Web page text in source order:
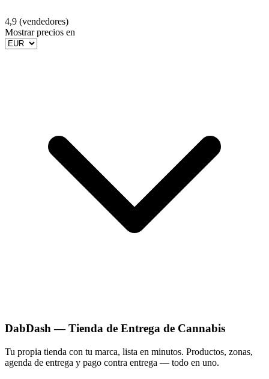
4,9 (vendedores)
Mostrar precios en
DabDash — Tienda de Entrega de Cannabis
Tu propia tienda con tu marca, lista en minutos. Productos, zonas,
agenda de entrega y pago contra entrega — todo en uno.